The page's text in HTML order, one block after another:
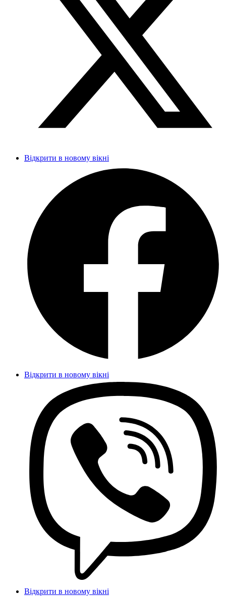
Відкрити в новому вікні
Відкрити в новому вікні
Відкрити в новому вікні